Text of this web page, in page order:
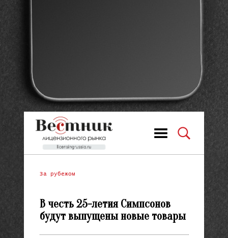
За рубежом
В честь 25-летия Симпсонов
будут выпущены новые товары